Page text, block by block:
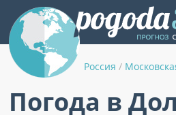
Россия /
Погода в